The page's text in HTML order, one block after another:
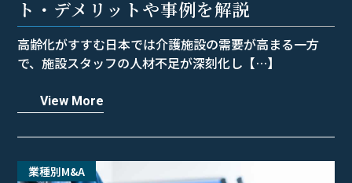
ト・デメリットや事例を解説
高齢化がすすむ日本では介護施設の需要が高まる一方
で、施設スタッフの人材不足が深刻化し【…】
View More
業種別M&A